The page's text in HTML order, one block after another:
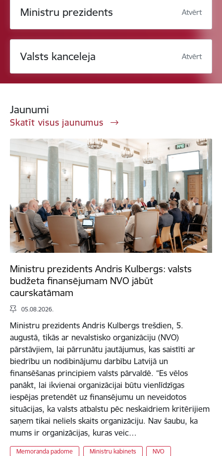
Ministru prezidents Atvērt
Valsts kanceleja Atvērt
Jaunumi
Skatīt visus jaunumus
Ministru prezidents Andris Kulbergs: valsts
budžeta finansējumam NVO jābūt
caurskatāmam
05.08.2026.
Ministru prezidents Andris Kulbergs trešdien, 5.
augustā, tikās ar nevalstisko organizāciju (NVO)
pārstāvjiem, lai pārrunātu jautājumus, kas saistīti ar
biedrību un nodibinājumu darbību Latvijā un
finansēšanas principiem valsts pārvaldē. “Es vēlos
panākt, lai ikvienai organizācijai būtu vienlīdzīgas
iespējas pretendēt uz finansējumu un neveidotos
situācijas, ka valsts atbalstu pēc neskaidriem kritērijiem
saņem tikai neliels skaits organizāciju. Nav šaubu, ka
mums ir organizācijas, kuras veic…
Memoranda padome Ministru kabinets NVO